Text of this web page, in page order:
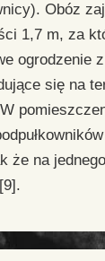
Obóz
1,7 m, za
się na
że na